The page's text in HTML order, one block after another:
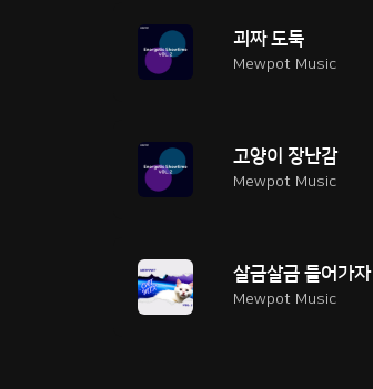
괴짜 도둑
Mewpot Music
고양이 장난감
Mewpot Music
살금살금 들어가자
Mewpot Music